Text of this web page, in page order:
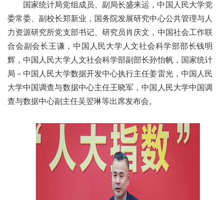
国家统计局党组成员、副局长盛来运，中国人民大学党
委常委、副校长郑新业，国务院发展研究中心公共管理与人
力资源研究所党支部书记、研究员肖庆文，中国社会工作联
合会副会长王谦，中国人民大学人文社会科学部部长钱明
辉，中国人民大学人文社会科学部副部长孙怡帆，国家统计
局－中国人民大学数据开发中心执行主任姜雷光，中国人民
大学中国调查与数据中心主任王晓军，中国人民大学中国调
查与数据中心副主任吴翌琳等出席发布会。